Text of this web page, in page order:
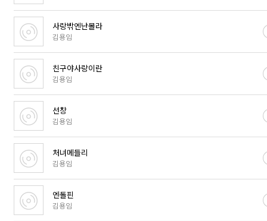
사랑밖엔난몰라
김용임
친구야사랑이란
김용임
선창
김용임
처녀메들리
김용임
엔돌핀
김용임